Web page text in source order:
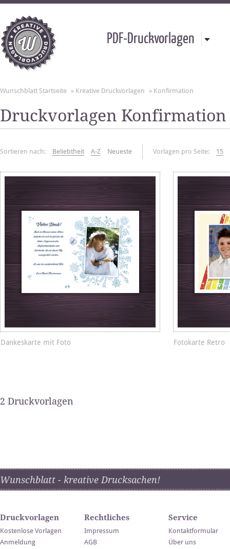
PDF-Druckvorlagen
Wunschblatt Startseite » Kreative Druckvorlagen » Konfirmation
Druckvorlagen Konfirmation
Sortieren nach: Beliebtheit A-Z Neueste Vorlagen pro Seite: 15
Dankeskarte mit Foto Fotokarte Retro
2 Druckvorlagen
Wunschblatt - kreative Drucksachen!
Druckvorlagen
Kostenlose Vorlagen
Anmeldung
Rechtliches
Impressum
AGB
Service
Kontaktformular
Über uns